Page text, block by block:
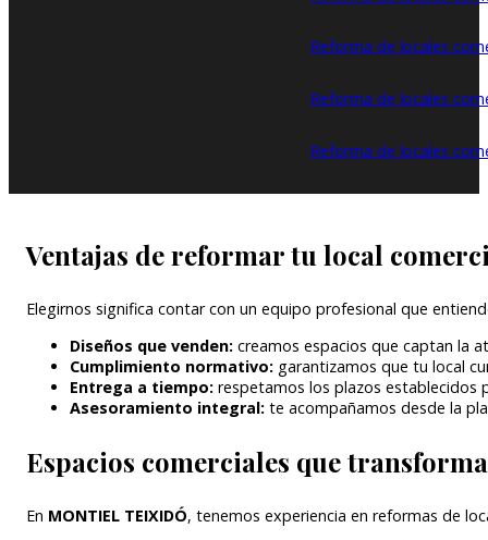
Reforma de locales
Reforma de locales
Reforma de locales
Ventajas de reformar tu local
Elegirnos significa contar con un equipo profesional que
Diseños que venden: creamos espacios que captan la
Cumplimiento normativo: garantizamos que tu local
Entrega a tiempo: respetamos los plazos establecidos
Asesoramiento integral: te acompañamos desde la
Espacios comerciales que
En MONTIEL TEIXIDÓ, tenemos experiencia en reformas de